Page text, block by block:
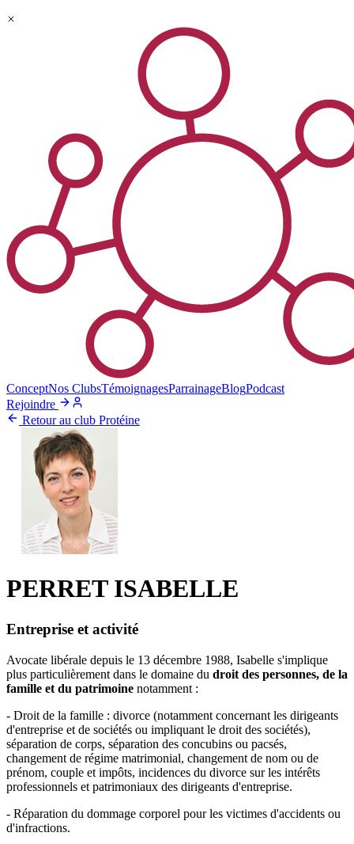
ConceptNos ClubsTémoignagesParrainageBlogPodcast
Rejoindre
Retour au club Protéine
PERRET ISABELLE
Entreprise et activité
Avocate libérale depuis le 13 décembre 1988, Isabelle s'implique
plus particulièrement dans le domaine du droit des personnes, de la
famille et du patrimoine notamment :
- Droit de la famille : divorce (notamment concernant les dirigeants
d'entreprise et de sociétés ou impliquant le droit des sociétés),
séparation de corps, séparation des concubins ou pacsés,
changement de régime matrimonial, changement de nom ou de
prénom, couple et impôts, incidences du divorce sur les intérêts
professionnels et patrimoniaux des dirigeants d'entreprise.
- Réparation du dommage corporel pour les victimes d'accidents ou
d'infractions.